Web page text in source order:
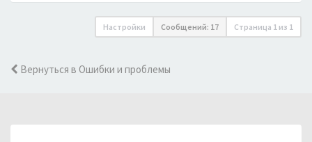
Настройки Сообщений: 17 Страница 1 из 1
Вернуться в Ошибки и проблемы